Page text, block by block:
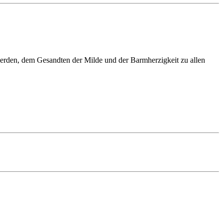
dem Gesandten der Milde und der Barmherzigkeit zu allen